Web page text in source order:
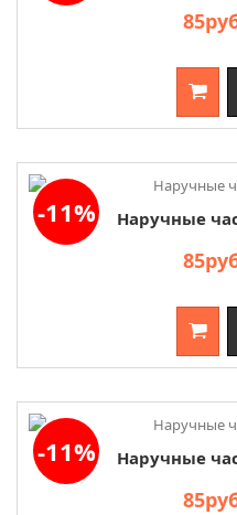
-11% Наручные
-11% Наручные